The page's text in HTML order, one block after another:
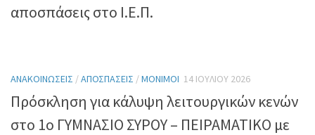
αποσπάσεις στο Ι.Ε.Π.
ΑΝΑΚΟΙΝΏΣΕΙΣ /ΑΠΟΣΠΆΣΕΙΣ /ΜΌΝΙΜΟΙ 14 ΙΟΥΛΊΟΥ 2026
Πρόσκληση για κάλυψη λειτουργικών κενών
στο 1ο ΓΥΜΝΑΣΙΟ ΣΥΡΟΥ – ΠΕΙΡΑΜΑΤΙΚΟ με